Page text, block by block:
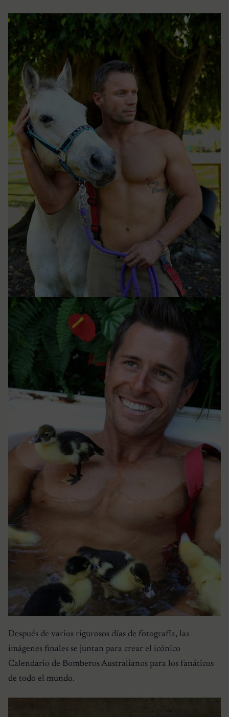
Después de varios rigurosos días de fotografía, las
imágenes finales se juntan para crear el icónico
Calendario de Bomberos Australianos para los fanáticos
de todo el mundo.